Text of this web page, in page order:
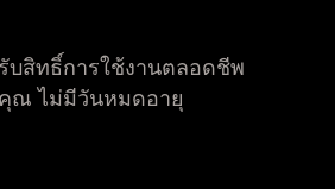
บสิทธิ์การใช้งานตลอดชีพ
ณ ไม่มีวันหมดอายุ